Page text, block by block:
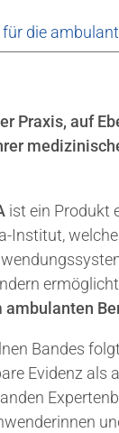
die
Praxis, auf
ist ein Produkt
Institut,
ambulanten
Bandes
Evidenz als